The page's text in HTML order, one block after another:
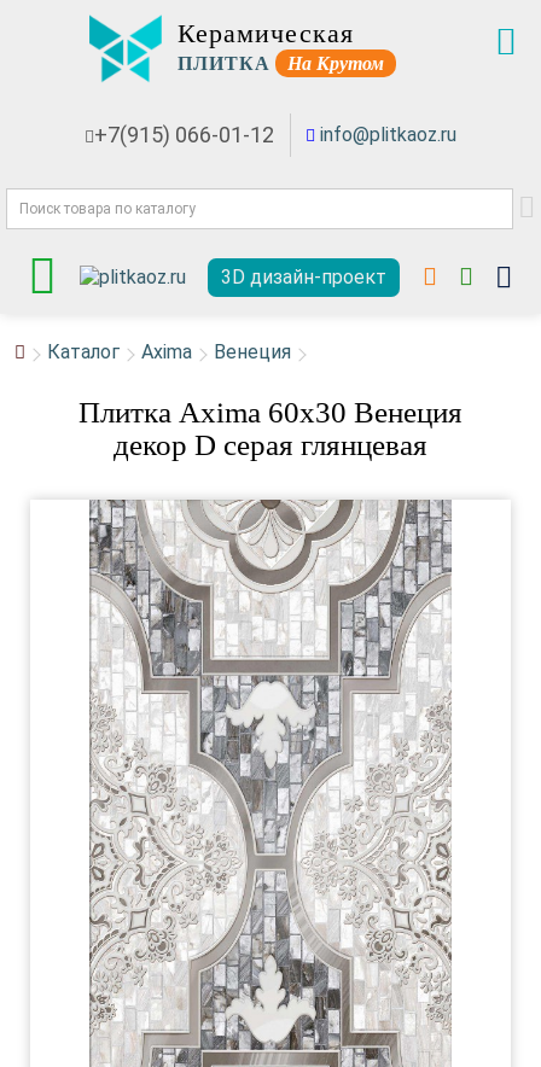
Керамическая
ПЛИТКА На Крутом
+7(915) 066-01-12 info@plitkaoz.ru
3D дизайн-проект
Каталог Axima Венеция
Плитка Axima 60x30 Венеция
декор D серая глянцевая